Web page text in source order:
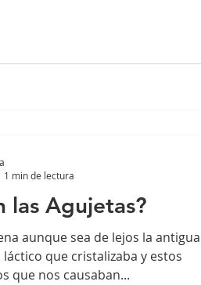
las Agujetas?
aunque sea de lejos la antigua
que cristalizaba y estos
que nos causaban...
1 min de lectura